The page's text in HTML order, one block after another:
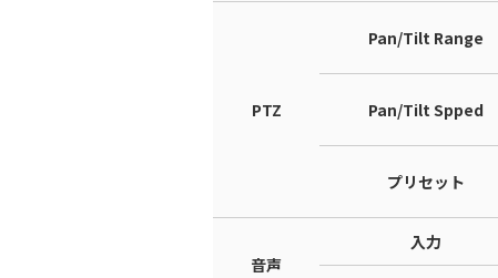
PTZ
Pan/Tilt Range
Pan/Tilt Spped
プリセット
音声
入力